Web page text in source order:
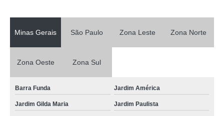
Minas Gerais São Paulo Zona Leste Zona Norte
Zona Oeste Zona Sul
Barra Funda Jardim América
Jardim Gilda Maria Jardim Paulista